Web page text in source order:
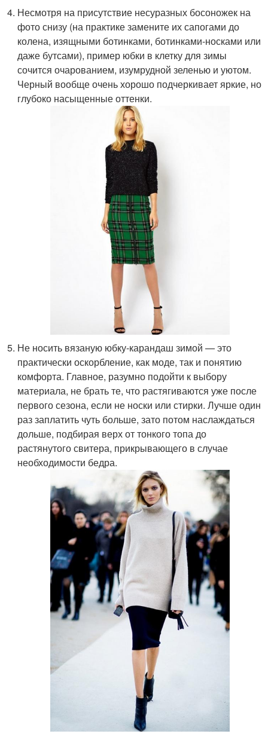
Несмотря на присутствие несуразных босоножек на
фото снизу (на практике замените их сапогами до
колена, изящными ботинками, ботинками-носками или
даже бутсами), пример юбки в клетку для зимы
сочится очарованием, изумрудной зеленью и уютом.
Черный вообще очень хорошо подчеркивает яркие, но
глубоко насыщенные оттенки.
Не носить вязаную юбку-карандаш зимой — это
практически оскорбление, как моде, так и понятию
комфорта. Главное, разумно подойти к выбору
материала, не брать те, что растягиваются уже после
первого сезона, если не носки или стирки. Лучше один
раз заплатить чуть больше, зато потом наслаждаться
дольше, подбирая верх от тонкого топа до
растянутого свитера, прикрывающего в случае
необходимости бедра.